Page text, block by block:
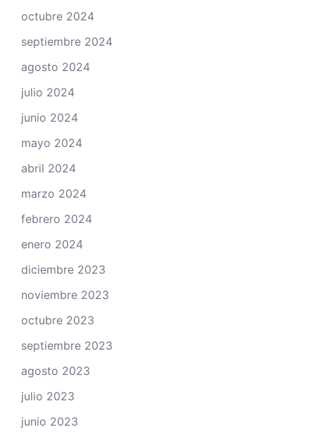
octubre 2024
septiembre 2024
agosto 2024
julio 2024
junio 2024
mayo 2024
abril 2024
marzo 2024
febrero 2024
enero 2024
diciembre 2023
noviembre 2023
octubre 2023
septiembre 2023
agosto 2023
julio 2023
junio 2023